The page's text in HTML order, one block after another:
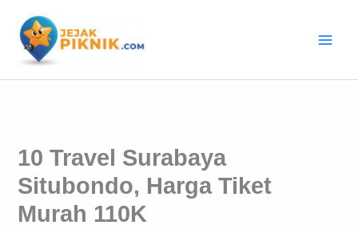
konten
10 Travel Surabaya
Situbondo, Harga Tiket
Murah 110K